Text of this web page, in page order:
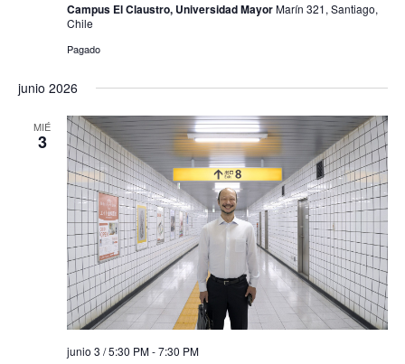
Campus El Claustro, Universidad MayorMarín 321, Santiago,
Chile
Pagado
junio 2026
MIÉ
3
junio 3 / 5:30 PM-7:30 PM